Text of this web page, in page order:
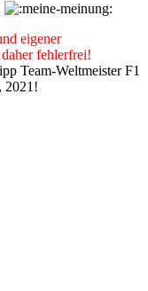
eigener
fehlerfrei!
Team-Weltmeister F1
2021!